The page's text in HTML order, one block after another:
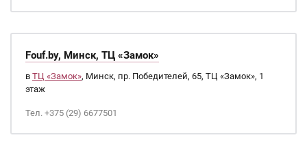
Fouf.by, Минск, ТЦ «Замок»
в ТЦ «Замок», Минск, пр. Победителей, 65, ТЦ «Замок», 1
этаж
Тел. +375 (29) 6677501